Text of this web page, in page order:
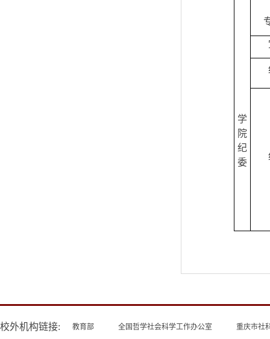
学
院
纪
委
校外机构链接: 教育部 全国哲学社会科学工作办公室 重庆市社